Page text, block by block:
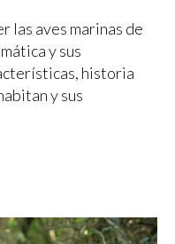
las aves marinas de
y sus
historia
y sus